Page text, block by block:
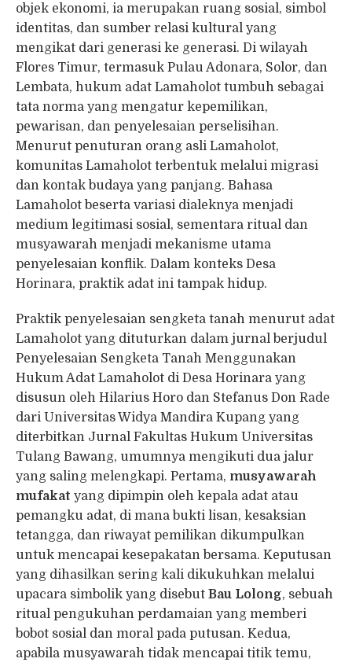
objek ekonomi, ia merupakan ruang sosial, simbol
identitas, dan sumber relasi kultural yang
mengikat dari generasi ke generasi. Di wilayah
Flores Timur, termasuk Pulau Adonara, Solor, dan
Lembata, hukum adat Lamaholot tumbuh sebagai
tata norma yang mengatur kepemilikan,
pewarisan, dan penyelesaian perselisihan.
Menurut penuturan orang asli Lamaholot,
komunitas Lamaholot terbentuk melalui migrasi
dan kontak budaya yang panjang. Bahasa
Lamaholot beserta variasi dialeknya menjadi
medium legitimasi sosial, sementara ritual dan
musyawarah menjadi mekanisme utama
penyelesaian konflik. Dalam konteks Desa
Horinara, praktik adat ini tampak hidup.
Praktik penyelesaian sengketa tanah menurut adat
Lamaholot yang dituturkan dalam jurnal berjudul
Penyelesaian Sengketa Tanah Menggunakan
Hukum Adat Lamaholot di Desa Horinara yang
disusun oleh Hilarius Horo dan Stefanus Don Rade
dari Universitas Widya Mandira Kupang yang
diterbitkan Jurnal Fakultas Hukum Universitas
Tulang Bawang, umumnya mengikuti dua jalur
yang saling melengkapi. Pertama, musyawarah
mufakat yang dipimpin oleh kepala adat atau
pemangku adat, di mana bukti lisan, kesaksian
tetangga, dan riwayat pemilikan dikumpulkan
untuk mencapai kesepakatan bersama. Keputusan
yang dihasilkan sering kali dikukuhkan melalui
upacara simbolik yang disebut Bau Lolong, sebuah
ritual pengukuhan perdamaian yang memberi
bobot sosial dan moral pada putusan. Kedua,
apabila musyawarah tidak mencapai titik temu,